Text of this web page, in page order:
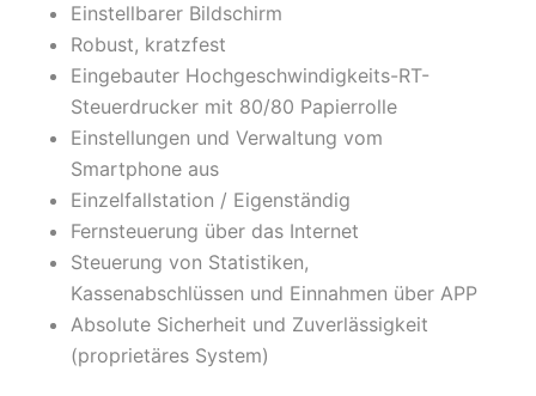
Einstellbarer Bildschirm
Robust, kratzfest
Eingebauter Hochgeschwindigkeits-RT-
Steuerdrucker mit 80/80 Papierrolle
Einstellungen und Verwaltung vom
Smartphone aus
Einzelfallstation / Eigenständig
Fernsteuerung über das Internet
Steuerung von Statistiken,
Kassenabschlüssen und Einnahmen über APP
Absolute Sicherheit und Zuverlässigkeit
(proprietäres System)